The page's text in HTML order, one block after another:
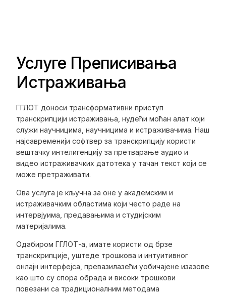
Услуге Преписивања
Истраживања
ГГЛОТ доноси трансформативни приступ
транскрипцији истраживања, нудећи моћан алат који
служи научницима, научницима и истраживачима. Наш
најсавременији софтвер за транскрипцију користи
вештачку интелигенцију за претварање аудио и
видео истраживачких датотека у тачан текст који се
може претраживати.
Ова услуга је кључна за оне у академским и
истраживачким областима који често раде на
интервјуима, предавањима и студијским
материјалима.
Одабиром ГГЛОТ-а, имате користи од брзе
транскрипције, уштеде трошкова и интуитивног
онлајн интерфејса, превазилазећи уобичајене изазове
као што су спора обрада и високи трошкови
повезани са традиционалним методама